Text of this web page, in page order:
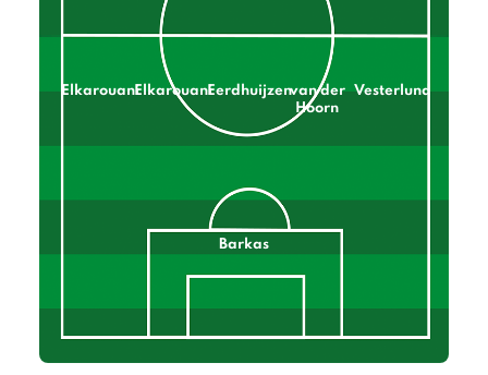
ElkarouaniElkarouaniEerdhuijzenvan der
Hoorn
Vesterlund
Barkas